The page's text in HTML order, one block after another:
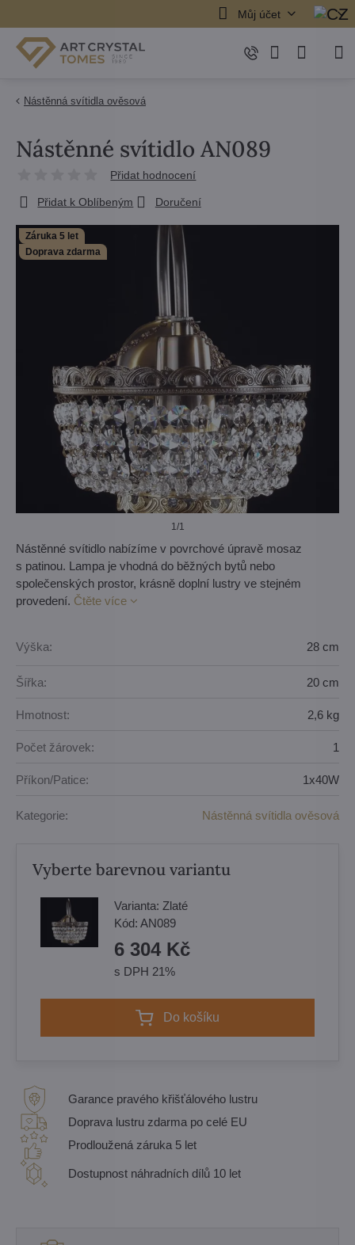
Můj účet
Nástěnná svítidla ověsová
Záruka 5 let
Doprava zdarma
1/1
Nástěnné svítidlo AN089
Přidat hodnocení
Přidat k Oblíbeným Doručení
Nástěnné svítidlo nabízíme v povrchové úpravě mosaz
s patinou. Lampa je vhodná do běžných bytů nebo
společenských prostor, krásně doplní lustry ve stejném
provedení. Čtěte více
Výška: 28 cm
Šířka: 20 cm
Hmotnost: 2,6 kg
Počet žárovek: 1
Příkon/Patice: 1x40W
Kategorie: Nástěnná svítidla ověsová
Vyberte barevnou variantu
Varianta: Zlaté
Kód: AN089
6 304 Kč
s DPH 21%
Do košíku
Garance pravého křišťálového lustru
Doprava lustru zdarma po celé EU
Prodloužená záruka 5 let
Dostupnost náhradních dílů 10 let